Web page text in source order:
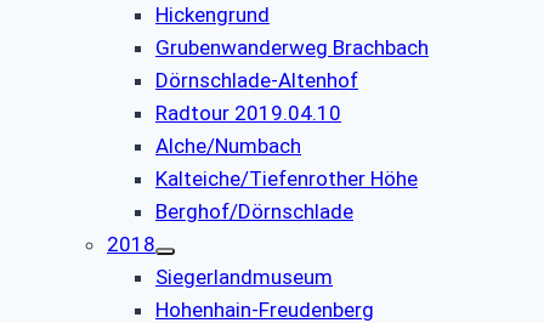
Hickengrund
Grubenwanderweg Brachbach
Dörnschlade-Altenhof
Radtour 2019.04.10
Alche/Numbach
Kalteiche/Tiefenrother Höhe
Berghof/Dörnschlade
2018
Siegerlandmuseum
Hohenhain-Freudenberg